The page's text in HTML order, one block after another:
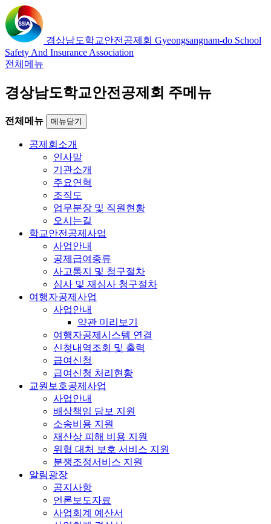
경상남도학교안전공제회 Gyeongsangnam-do School
Safety And Insurance Association
전체메뉴
경상남도학교안전공제회 주메뉴
전체메뉴 메뉴닫기
공제회소개
인사말
기관소개
주요연혁
조직도
업무분장 및 직원현황
오시는길
학교안전공제사업
사업안내
공제급여종류
사고통지 및 청구절차
심사 및 재심사 청구절차
여행자공제사업
사업안내
약관 미리보기
여행자공제시스템 연결
신청내역조회 및 출력
급여신청
급여신청 처리현황
교원보호공제사업
사업안내
배상책임 담보 지원
소송비용 지원
재산상 피해 비용 지원
위협 대처 보호 서비스 지원
분쟁조정서비스 지원
알림광장
공지사항
언론보도자료
사업회계 예산서